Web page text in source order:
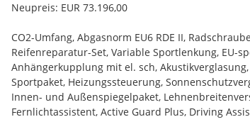
Neupreis: EUR 73.196,00
CO2-Umfang, Abgasnorm EU6 RDE II,
Reifenreparatur-Set, Variable Sportlenkung, EU-
Anhängerkupplung mit el. sch,
Sportpaket, Heizungssteuerung,
Innen- und Außenspiegelpaket,
Fernlichtassistent, Active Guard Plus, Driving